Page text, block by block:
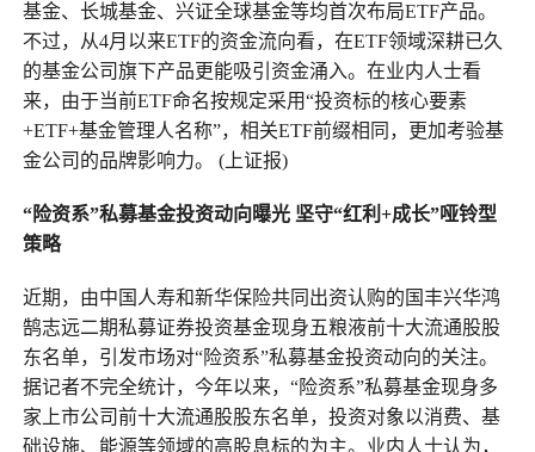
基金、长城基金、兴证全球基金等均首次布局ETF产品。
不过，从4月以来ETF的资金流向看，在ETF领域深耕已久
的基金公司旗下产品更能吸引资金涌入。在业内人士看
来，由于当前ETF命名按规定采用“投资标的核心要素
+ETF+基金管理人名称”，相关ETF前缀相同，更加考验基
金公司的品牌影响力。 (上证报)
“险资系”私募基金投资动向曝光 坚守“红利+成长”哑铃型
策略
近期，由中国人寿和新华保险共同出资认购的国丰兴华鸿
鹄志远二期私募证券投资基金现身五粮液前十大流通股股
东名单，引发市场对“险资系”私募基金投资动向的关注。
据记者不完全统计，今年以来，“险资系”私募基金现身多
家上市公司前十大流通股股东名单，投资对象以消费、基
础设施、能源等领域的高股息标的为主。业内人士认为，